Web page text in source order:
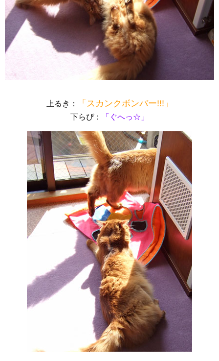
上るき： 「スカンクボンバー!!!」
下らぴ： 「ぐへっ☆」